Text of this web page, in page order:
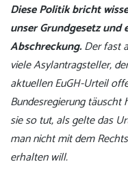
Diese Politik bricht
unser Grundgesetz
Abschreckung.Der fast
viele Asylantragsteller,
aktuellen EuGH-Urteil
Bundesregierung
sie so tut, als gelte das
man nicht mit dem
erhalten will.